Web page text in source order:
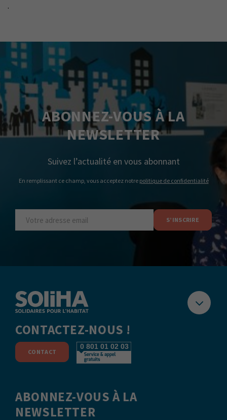
.
ABONNEZ-VOUS À LA
NEWSLETTER
Suivez l’actualité en vous abonnant
En remplissant ce champ, vous acceptez notre politique de confidentialité
adresse
CONTACTEZ-NOUS !
CONTACT
ABONNEZ-VOUS À LA
NEWSLETTER